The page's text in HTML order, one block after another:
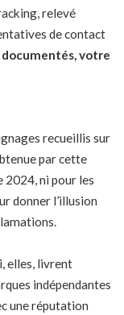
relevé
de contact
documentés, votre
recueillis sur
par cette
2024, ni pour les
donner l’illusion
elles, livrent
indépendantes
une réputation